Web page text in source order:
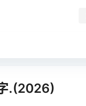
.(2026)